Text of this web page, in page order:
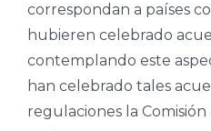
correspondan a países
hubieren celebrado
contemplando este
han celebrado tales
regulaciones la